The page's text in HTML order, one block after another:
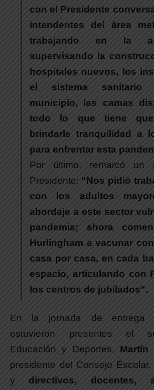
con el Presidente
intendentes del área
trabajando en la
supervisando la
hospitales nuevos, los
el sistema sanitario
municipio, las camas
todo lo que tiene
brindarle tranquilidad a
para enfrentar esta
Por último, remarcó un
Presidente: “Nos pidió
con los adultos
abordaje a este sector
pandemia; ahora
Hurlingham a vacunar
casa por casa, en cada
espacio, articulando con
los centros de jubilados”.
En la jornada de entrega
estuvieron presentes el
Educación y Deportes, Martín
presidente del Consejo Escolar,
y directivos, docentes,